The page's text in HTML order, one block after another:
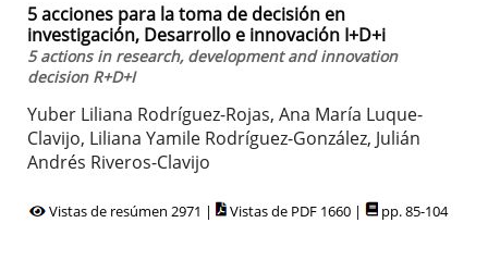
5 acciones para la toma de decisión en
investigación, Desarrollo e innovación I+D+i
5 actions in research, development and innovation
decision R+D+I
Yuber Liliana Rodríguez-Rojas, Ana María Luque-
Clavijo, Liliana Yamile Rodríguez-González, Julián
Andrés Riveros-Clavijo
Vistas de resúmen 2971 | Vistas de PDF 1660 | pp. 85-104